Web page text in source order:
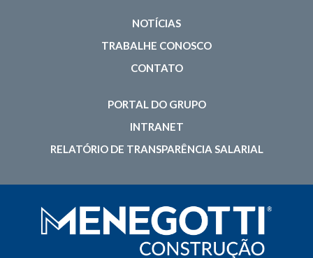
NOTÍCIAS
TRABALHE CONOSCO
CONTATO
PORTAL DO GRUPO
INTRANET
RELATÓRIO DE TRANSPARÊNCIA SALARIAL